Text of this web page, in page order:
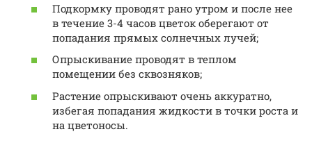
Подкормку проводят рано утром и после нее
в течение 3-4 часов цветок оберегают от
попадания прямых солнечных лучей;
Опрыскивание проводят в теплом
помещении без сквозняков;
Растение опрыскивают очень аккуратно,
избегая попадания жидкости в точки роста и
на цветоносы.